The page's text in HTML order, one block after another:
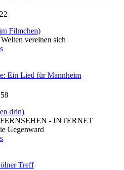
Filmchen)
vereinen sich
Ein Lied für Mannheim
drin)
- INTERNET
Gegenward
Treff